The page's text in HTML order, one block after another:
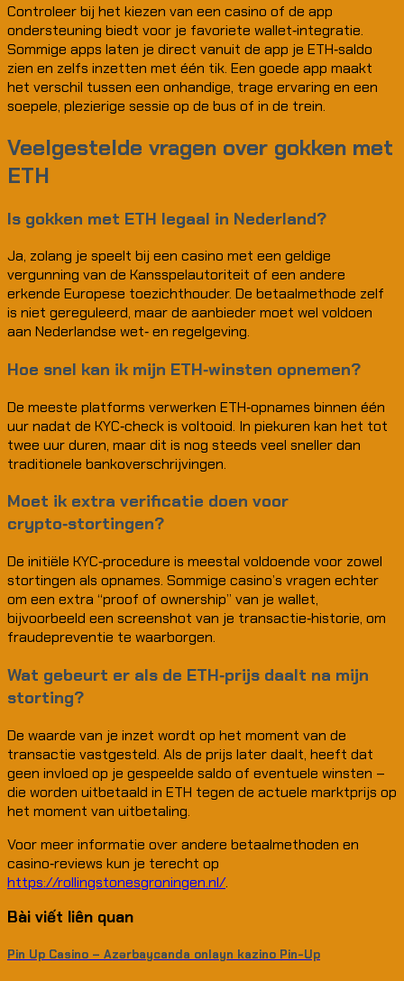
Controleer bij het kiezen van een casino of de app
ondersteuning biedt voor je favoriete wallet‑integratie.
Sommige apps laten je direct vanuit de app je ETH‑saldo
zien en zelfs inzetten met één tik. Een goede app maakt
het verschil tussen een onhandige, trage ervaring en een
soepele, plezierige sessie op de bus of in de trein.
Veelgestelde vragen over gokken met
ETH
Is gokken met ETH legaal in Nederland?
Ja, zolang je speelt bij een casino met een geldige
vergunning van de Kansspelautoriteit of een andere
erkende Europese toezichthouder. De betaalmethode zelf
is niet gereguleerd, maar de aanbieder moet wel voldoen
aan Nederlandse wet‑ en regelgeving.
Hoe snel kan ik mijn ETH‑winsten opnemen?
De meeste platforms verwerken ETH‑opnames binnen één
uur nadat de KYC‑check is voltooid. In piekuren kan het tot
twee uur duren, maar dit is nog steeds veel sneller dan
traditionele bankoverschrijvingen.
Moet ik extra verificatie doen voor
crypto‑stortingen?
De initiële KYC‑procedure is meestal voldoende voor zowel
stortingen als opnames. Sommige casino’s vragen echter
om een extra “proof of ownership” van je wallet,
bijvoorbeeld een screenshot van je transactie‑historie, om
fraudepreventie te waarborgen.
Wat gebeurt er als de ETH‑prijs daalt na mijn
storting?
De waarde van je inzet wordt op het moment van de
transactie vastgesteld. Als de prijs later daalt, heeft dat
geen invloed op je gespeelde saldo of eventuele winsten –
die worden uitbetaald in ETH tegen de actuele marktprijs op
het moment van uitbetaling.
Voor meer informatie over andere betaalmethoden en
casino‑reviews kun je terecht op
https://rollingstonesgroningen.nl/.
Bài viết liên quan
Pin Up Casino – Azərbaycanda onlayn kazino Pin-Up